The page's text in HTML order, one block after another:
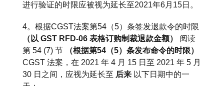
进行验证的时限应被视为延长至2021年6月15日。
4。根据CGST法案第54（5）条签发退款令的时限
（以 GST RFD-06 表格订购制裁退款金额） 阅读
第 54 (7) 节
（根据第54（5）条发布命令的时限）
CGST 法案，在 2021 年 4 月 15 日至 2021 年 5 月
30 日之间，应视为延长至 后来 以下日期中的一